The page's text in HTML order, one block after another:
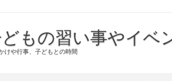
もの習い事やイベ
けや行事、子どもとの時間